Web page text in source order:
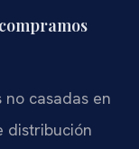
casadas en
distribución